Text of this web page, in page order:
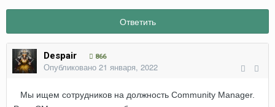
Ответить
Despair 866
Опубликовано 21 января, 2022
Мы ищем сотрудников на должность Community Manager.